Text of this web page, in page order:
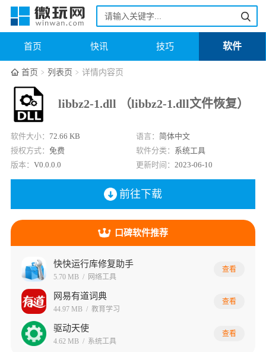
首页 快讯 技巧 软件
首页 列表页 详情内容页
libbz2-1.dll （libbz2-1.dll文件恢复）
软件大小： 72.66 KB 语言： 简体中文
授权方式： 免费 软件分类： 系统工具
版本： V0.0.0.0 更新时间： 2023-06-10
前往下载
口碑软件推荐
快快运行库修复助手
5.70 MB / 网络工具
查看
网易有道词典
44.97 MB / 教育学习
查看
驱动天使
4.62 MB / 系统工具
查看